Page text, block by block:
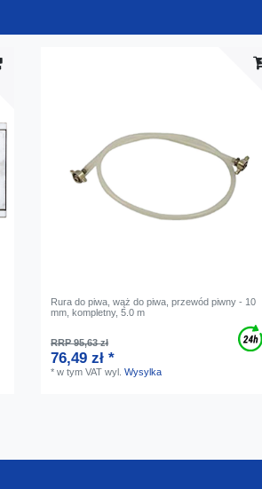
Rura do piwa, wąż do piwa, przewód piwny - 10
mm, kompletny, 5.0 m
RRP 95,63 zł
76,49 zł *
*w tym VAT wyl.Wysylka